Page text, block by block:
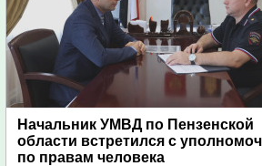
Начальник УМВД по Пензенской
области встретился с
по правам человека